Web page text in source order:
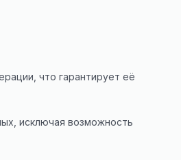
что гарантирует её
исключая возможность